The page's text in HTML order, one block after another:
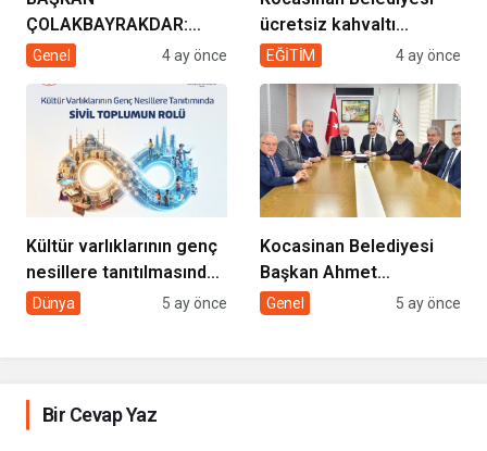
ÇOLAKBAYRAKDAR:
“EVDE SAĞLIK
GÖNÜLLERE
DOKUNUYORUZ”
Genel 4 ay önce
ücretsiz kahvaltı
desteği projesi
EĞİTİM 4 ay önce
Kültür varlıklarının genç
nesillere tanıtılmasında
sivil toplumun rolü
Dünya 5 ay önce
Kocasinan Belediyesi
Başkan Ahmet
Çolakbayrakdar ile
Genel 5 ay önce
Bir Cevap Yaz